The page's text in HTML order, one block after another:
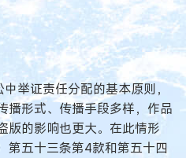
中举证责任分配的基本原则，
播形式、传播手段多样，作品
版的影响也更大。在此情形
第五十三条第4款和第五十四